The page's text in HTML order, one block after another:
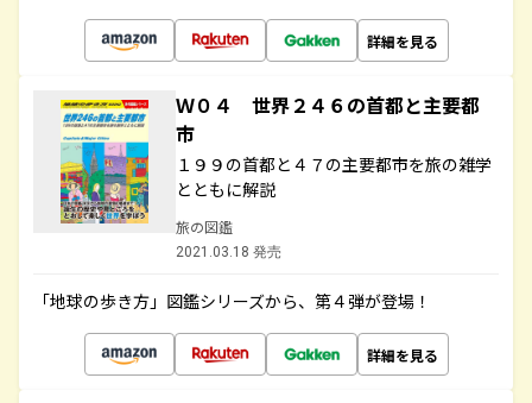
詳細を見る
Ｗ０４ 世界２４６の首都と主要都
市
１９９の首都と４７の主要都市を旅の雑学
とともに解説
旅の図鑑
2021.03.18 発売
「地球の歩き方」図鑑シリーズから、第４弾が登場！
詳細を見る